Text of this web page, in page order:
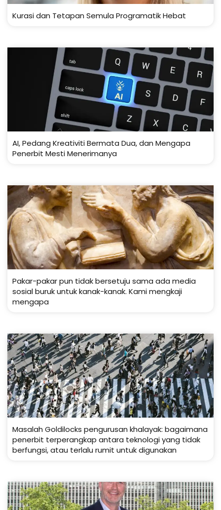
Kurasi dan Tetapan Semula Programatik Hebat
AI, Pedang Kreativiti Bermata Dua, dan Mengapa
Penerbit Mesti Menerimanya
Pakar-pakar pun tidak bersetuju sama ada media
sosial buruk untuk kanak-kanak. Kami mengkaji
mengapa
Masalah Goldilocks pengurusan khalayak: bagaimana
penerbit terperangkap antara teknologi yang tidak
berfungsi, atau terlalu rumit untuk digunakan